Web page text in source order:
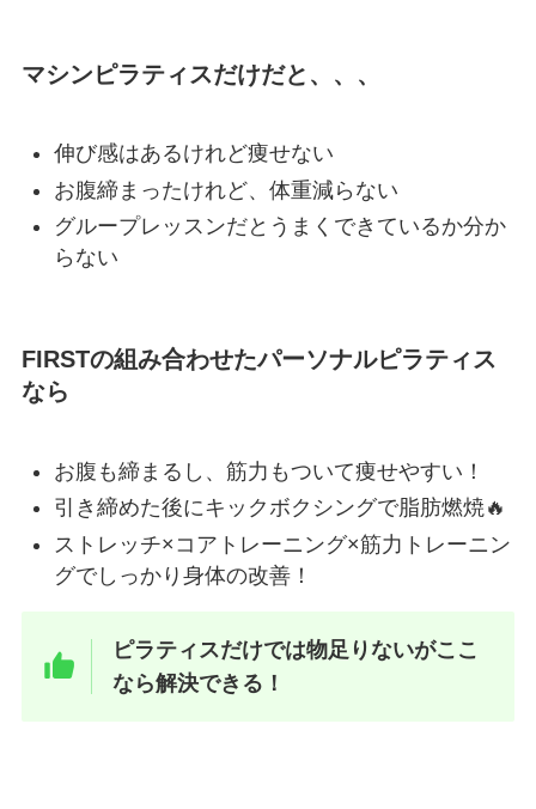
マシンピラティスだけだと、、、
伸び感はあるけれど痩せない
お腹締まったけれど、体重減らない
グループレッスンだとうまくできているか分か
らない
FIRSTの組み合わせたパーソナルピラティス
なら
お腹も締まるし、筋力もついて痩せやすい！
引き締めた後にキックボクシングで脂肪燃焼🔥
ストレッチ×コアトレーニング×筋力トレーニン
グでしっかり身体の改善！
ピラティスだけでは物足りないがここ
なら解決できる！